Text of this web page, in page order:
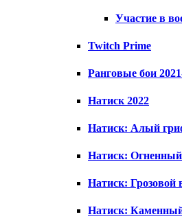
Участие в
Twitch Prime
Ранговые бои
Натиск 2022
Натиск: Алый
Натиск:
Натиск: Грозовой
Натиск: